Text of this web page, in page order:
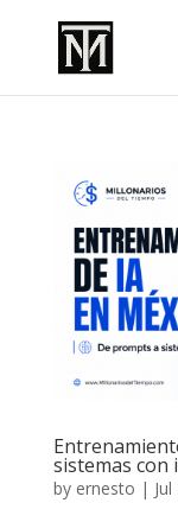
sistemas con
by ernesto |